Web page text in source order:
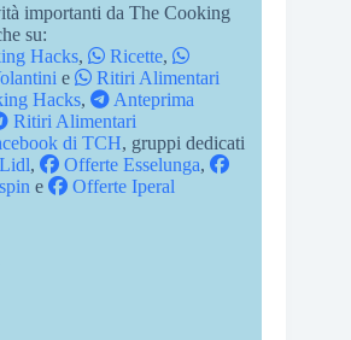
importanti da The Cooking
su:
Hacks, Ricette,
e
Ritiri Alimentari
Hacks,
Anteprima
Ritiri Alimentari
di TCH, gruppi dedicati
, Offerte Esselunga,
e Offerte Iperal